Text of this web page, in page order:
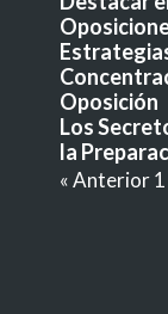
Oposición
Los
la
« Anterior1